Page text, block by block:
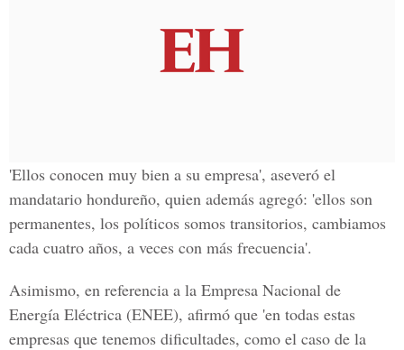
'Ellos conocen muy bien a su empresa', aseveró el
mandatario hondureño, quien además agregó: 'ellos son
permanentes, los políticos somos transitorios, cambiamos
cada cuatro años, a veces con más frecuencia'.
Asimismo, en referencia a la Empresa Nacional de
Energía Eléctrica (ENEE), afirmó que 'en todas estas
empresas que tenemos dificultades, como el caso de la